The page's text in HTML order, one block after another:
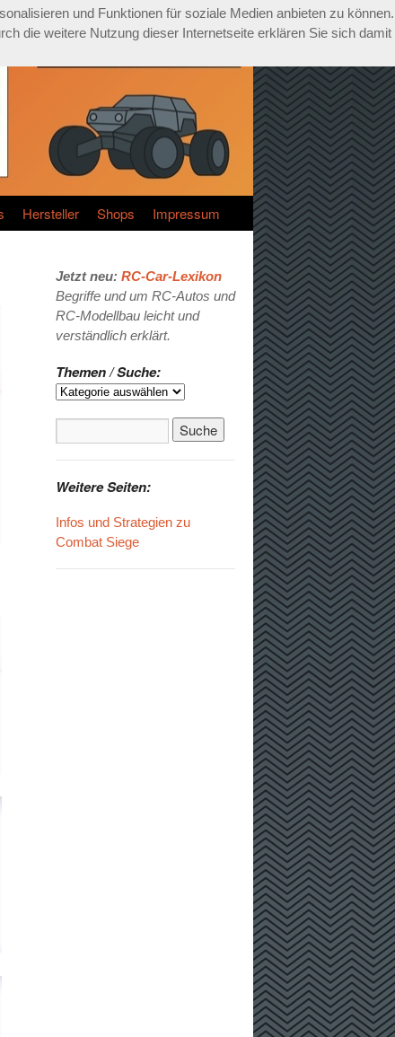
Hersteller Shops Impressum
Jetzt neu: RC-Car-Lexikon
Begriffe und um RC-Autos und
RC-Modellbau leicht und
verständlich erklärt.
Themen / Suche:
Weitere Seiten:
Infos und Strategien zu
Combat Siege
und Funktionen für soziale Medien anbieten zu können.
die weitere Nutzung dieser Internetseite erklären Sie sich damit